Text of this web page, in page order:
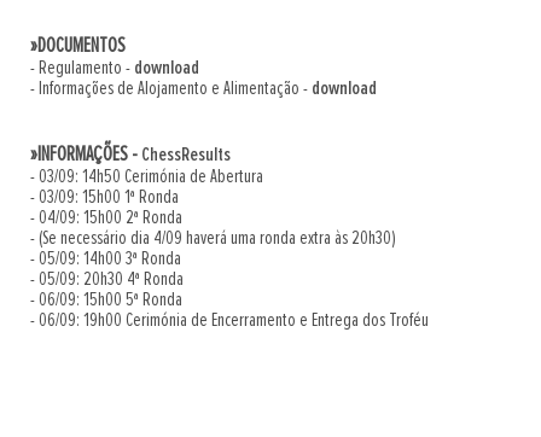
»DOCUMENTOS
- Regulamento - download
- Informações de Alojamento e Alimentação - download
»INFORMAÇÕES - ChessResults
- 03/09: 14h50 Cerimónia de Abertura
- 03/09: 15h00 1ª Ronda
- 04/09: 15h00 2ª Ronda
- (Se necessário dia 4/09 haverá uma ronda extra às 20h30)
- 05/09: 14h00 3ª Ronda
- 05/09: 20h30 4ª Ronda
- 06/09: 15h00 5ª Ronda
- 06/09: 19h00 Cerimónia de Encerramento e Entrega dos Troféu